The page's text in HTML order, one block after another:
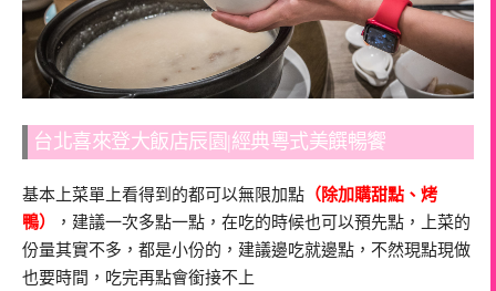
台北喜來登大飯店辰園|經典粵式美饌暢饗
基本上菜單上看得到的都可以無限加點 （除加購甜點、烤
鴨）
，建議一次多點一點，在吃的時候也可以預先點，上菜的
份量其實不多，都是小份的，建議邊吃就邊點，不然現點現做
也要時間，吃完再點會銜接不上